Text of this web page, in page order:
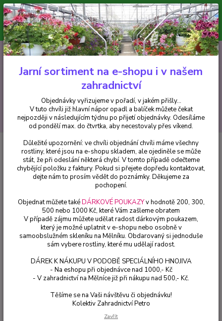
Minimální hodnota pro odeslání z e-shopu je 300 Kč.
V tuto chvíli již hlavní nápor objednávek opadl a balíček můžete čekat
nejpozději v následujícím týdnu po přijetí objednávky. Objednávky
vyřizujeme v pořadí, v jakém přišly...
CZK
Hledat
+420 602 223 614 0ks
za0 Kč
Hosty
Bohyška, Hosta Diamond Lake - cena za kus v 3-kusovém
balení
Bohyška, Hosta Diamond Lake -
cena za kus v 3-kusovém balení
Jarní sortiment na e-shopu i v našem
zahradnictví
Objednávky vyřizujeme v pořadí, v jakém přišly...
V tuto chvíli již hlavní nápor opadl a balíček můžete čekat
nejpozději v následujícím týdnu po přijetí objednávky. Odesíláme
od pondělí max. do čtvrtka, aby necestovaly přes víkend.
Důležité upozornění: ve chvíli objednání chvíli máme všechny
rostliny, které jsou na e-shopu skladem, ale ojediněle se může
stát, že při odeslání některá chybí. V tomto případě odečteme
chybějící položku z faktury. Pokud si přejete dopředu kontaktovat,
dejte nám to prosím vědět do poznámky. Děkujeme za
pochopení.
Objednat můžete takéDÁRKOVÉ POUKAZYv hodnotě 200, 300,
500 nebo 1000 Kč, které Vám zašleme obratem
V případě zájmu můžete udělat radost dárkovým poukazem,
který je možné uplatnit v e-shopu nebo osobně v
samoobslužném skleníku na Mělníku. Obdarovaný si jednoduše
sám vybere rostliny, které mu udělají radost.
DÁREK K NÁKUPU V PODOBĚ SPECIÁLNÍHO HNOJIVA
- Na eshopu při objednávce nad 1000,- Kč
- V zahradnictví na Mělníce již při nákupu nad 500,- Kč.
Těšíme se na Vaši návštěvu či objednávku!
Kolektiv Zahradnictví Petro
Zavřít